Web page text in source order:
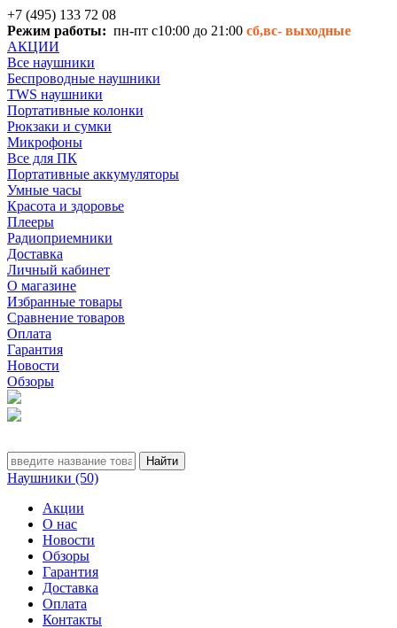
+7 (495) 133 72 08
Режим работы: пн-пт с10:00 до 21:00 сб,вс- выходные
АКЦИИ
Все наушники
Беспроводные наушники
TWS наушники
Портативные колонки
Рюкзаки и сумки
Микрофоны
Все для ПК
Портативные аккумуляторы
Умные часы
Красота и здоровье
Плееры
Радиоприемники
Доставка
Личный кабинет
О магазине
Избранные товары
Сравнение товаров
Оплата
Гарантия
Новости
Обзоры
Наушники (50)
Акции
О нас
Новости
Обзоры
Гарантия
Доставка
Оплата
Контакты